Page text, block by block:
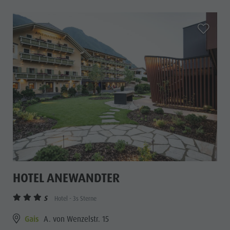
HOTEL ANEWANDTER
S Hotel - 3s Sterne
Gais A. von Wenzelstr. 15